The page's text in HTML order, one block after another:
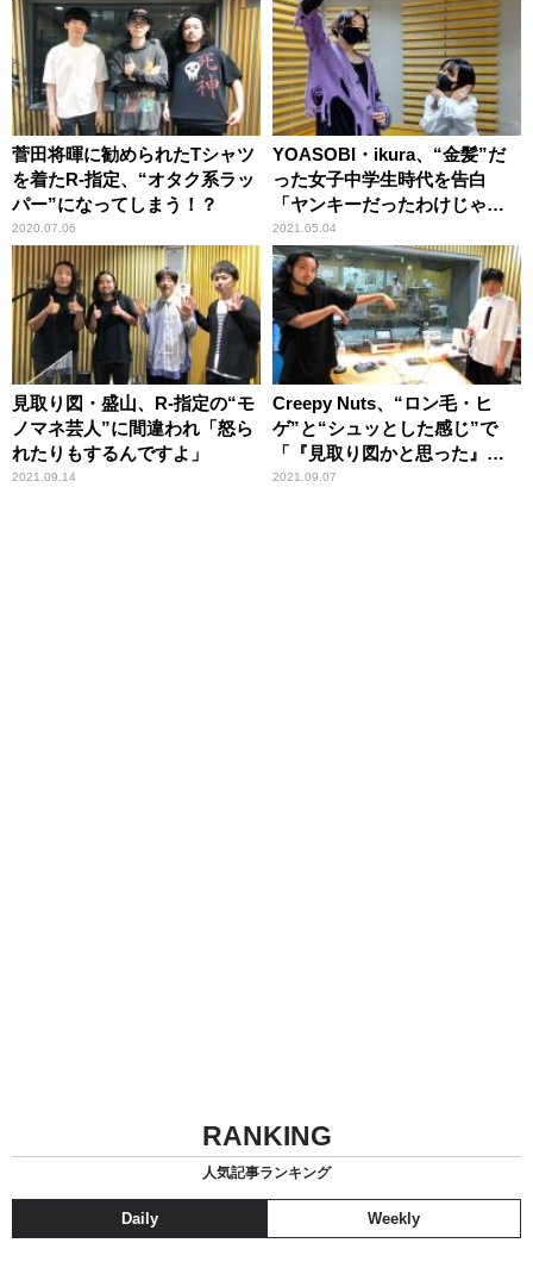
菅田将暉に勧められたTシャツ
を着たR-指定、“オタク系ラッ
パー”になってしまう！？
2020.07.06
YOASOBI・ikura、“金髪”だ
った女子中学生時代を告白
「ヤンキーだったわけじゃな
いですよ？」
2021.05.04
見取り図・盛山、R-指定の“モ
ノマネ芸人”に間違われ「怒ら
れたりもするんですよ」
2021.09.14
Creepy Nuts、“ロン毛・ヒ
ゲ”と“シュッとした感じ”で
「『見取り図かと思った』っ
て言われる」
2021.09.07
RANKING
人気記事ランキング
Daily Weekly